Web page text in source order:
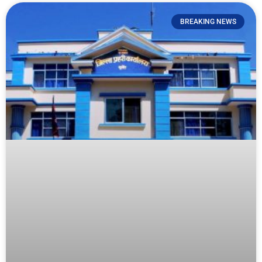
BREAKING NEWS